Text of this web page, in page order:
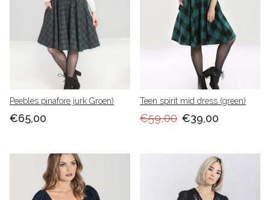
Peebles pinafore jurk Groen)
€65,00
Teen spirit mid dress (green)
€59,00 €39,00